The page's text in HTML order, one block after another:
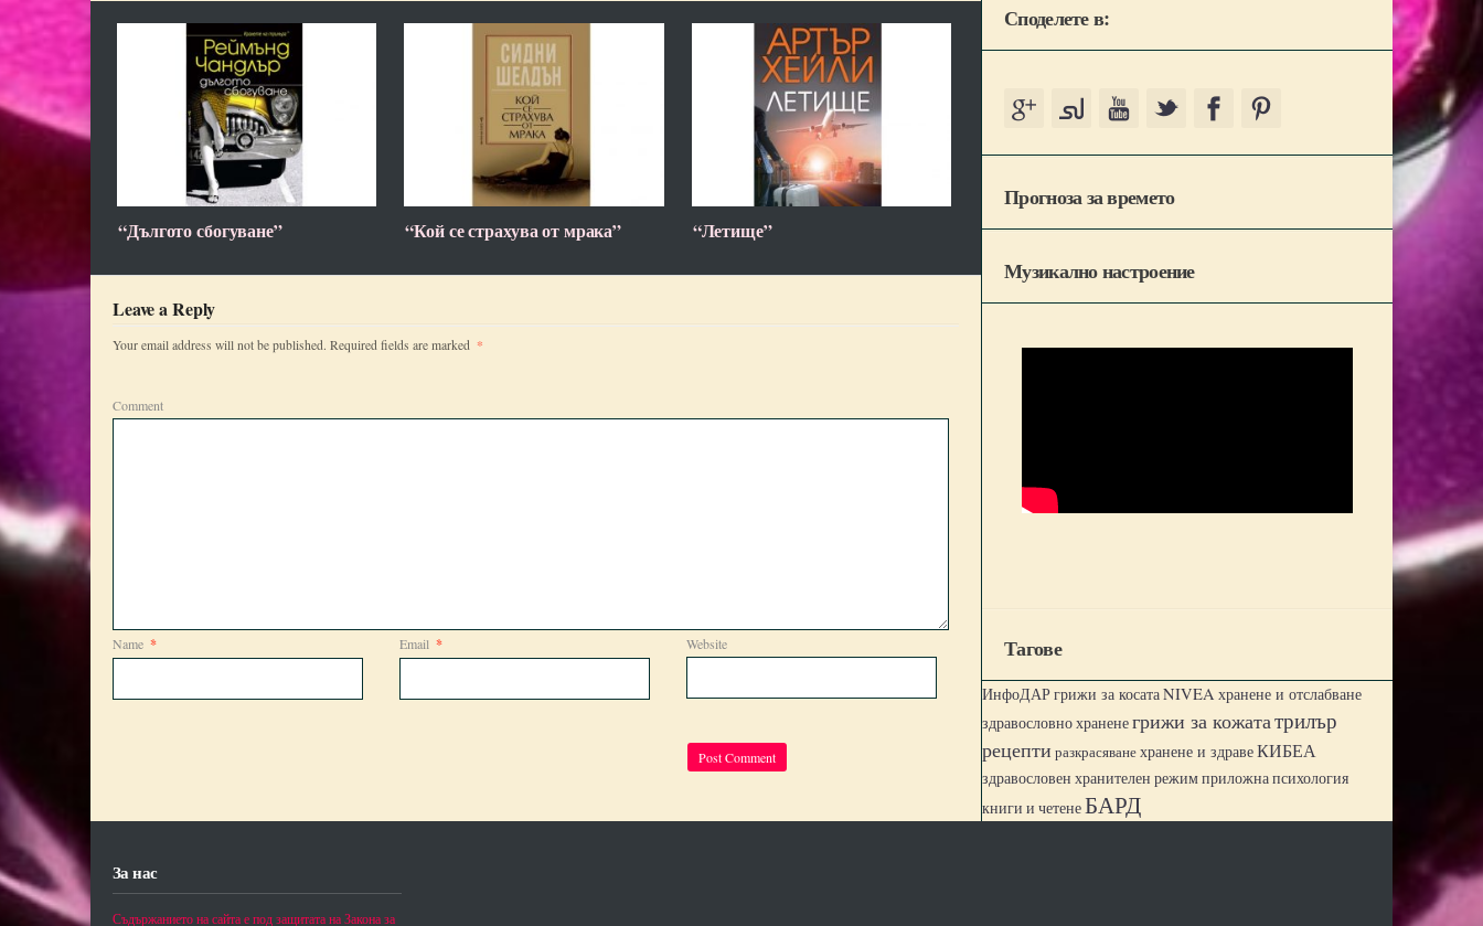
“Дългото сбогуване” “Кой се страхува от мрака” “Летище”
Leave a Reply
Your email address will not be published. Required fields are marked *
Comment
Name * Email * Website
Споделете в:
Прогноза за времето
Музикално настроение
Тагове
ИнфоДАРгрижи за косатаNIVEA хранене и отслабване
здравословно храненегрижи за кожататрилър
рецепти разкрасяванехранене и здравеКИБЕА
здравословен хранителен режимприложна психология
книги и четенеБАРД
За нас
Съдържанието на сайта е под защитата на Закона за